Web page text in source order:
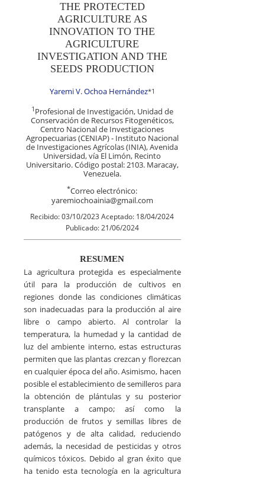
THE PROTECTED
AGRICULTURE AS
INNOVATION TO THE
AGRICULTURE
INVESTIGATION AND THE
SEEDS PRODUCTION
Yaremi V. Ochoa Hernández*1
1 Profesional de Investigación, Unidad de
Conservación de Recursos Fitogenéticos,
Centro Nacional de Investigaciones
Agropecuarias (CENIAP) - Instituto Nacional
de Investigaciones Agrícolas (INIA), Avenida
Universidad, vía El Limón, Recinto
Universitario. Código postal: 2103. Maracay,
Venezuela.
*Correo electrónico:
yaremiochoainia@gmail.com
Recibido: 03/10/2023 Aceptado: 18/04/2024
Publicado: 21/06/2024
RESUMEN
La agricultura protegida es especialmente
útil para la producción de cultivos en
regiones donde las condiciones climáticas
son inadecuadas para la producción al aire
libre o campo abierto. Al controlar la
temperatura, la humedad y la cantidad de
luz del ambiente interno, estas estructuras
permiten que las plantas crezcan y florezcan
en cualquier época del año. Asimismo, hacen
posible el establecimiento de semilleros para
la obtención de plántulas y su posterior
transplante a campo; así como la
producción de frutos y semillas libres de
patógenos y de alta calidad, reduciendo
además, la necesidad de pesticidas y otros
químicos tóxicos. Debido al gran éxito que
ha tenido esta tecnología en la agricultura